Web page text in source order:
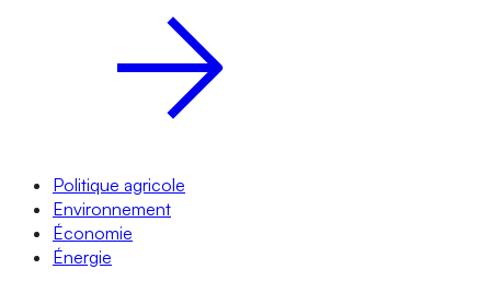
Politique agricole
Environnement
Économie
Énergie